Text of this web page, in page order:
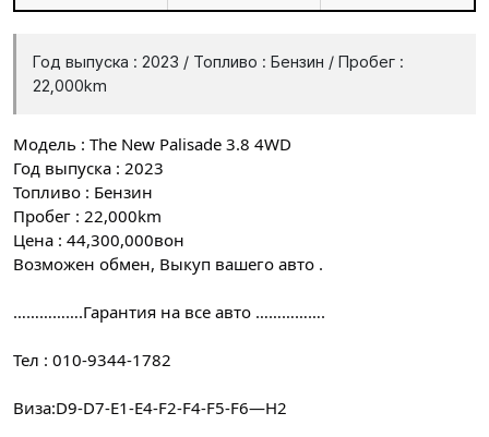
Год выпуска : 2023 / Топливо : Бензин / Пробег :
22,000km
Модель : The New Palisade 3.8 4WD
Год выпуска : 2023
Топливо : Бензин
Пробег : 22,000km
Цена : 44,300,000вон
Возможен обмен, Выкуп вашего авто .
…………….Гарантия на все авто …………….
Тел : 010-9344-1782
Виза:D9-D7-E1-E4-F2-F4-F5-F6—H2